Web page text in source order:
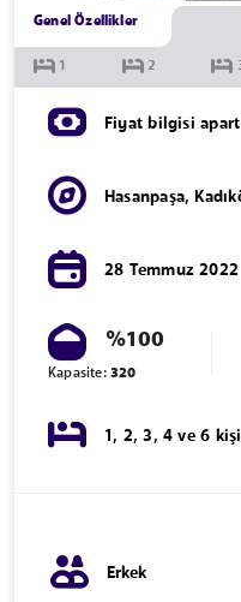
Genel Özellikler
Fiyat bilgisi apart
Hasanpaşa,
28 Temmuz 2022
%100
Kapasite: 320
1, 2, 3, 4 ve 6
Erkek